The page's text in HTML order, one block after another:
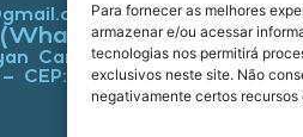
Para fornecer as melhores
armazenar e/ou acessar
tecnologias nos permitirá
exclusivos neste site. Não
negativamente certos recursos
Carlos
CEP: 57660-000